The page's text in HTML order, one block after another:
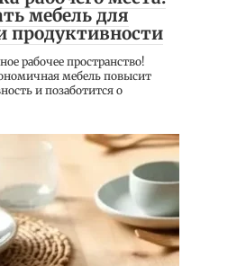
мебель для
продуктивности
рабочее пространство!
мебель повысит
и позаботится о